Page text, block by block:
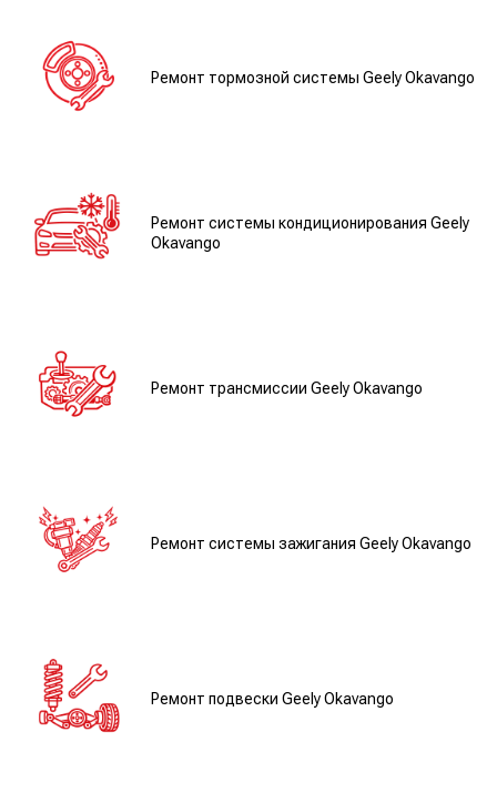
Ремонт тормозной системы Geely Okavango
Ремонт системы кондиционирования Geely
Okavango
Ремонт трансмиссии Geely Okavango
Ремонт системы зажигания Geely Okavango
Ремонт подвески Geely Okavango